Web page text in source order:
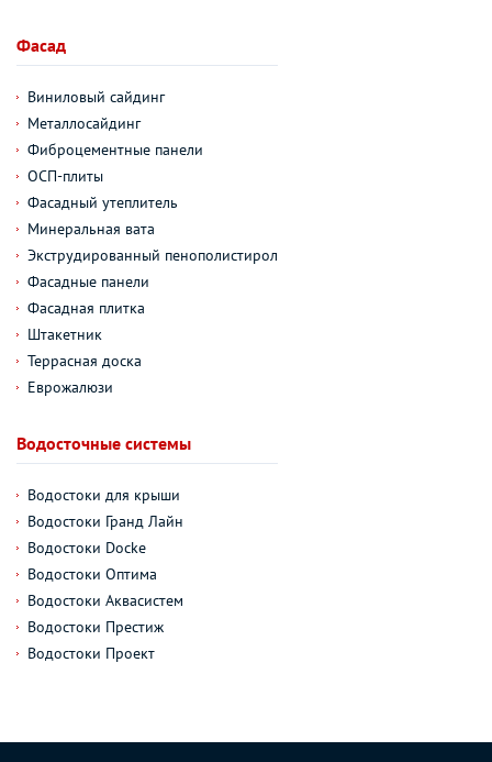
Фасад
Виниловый сайдинг
Металлосайдинг
Фиброцементные панели
ОСП-плиты
Фасадный утеплитель
Минеральная вата
Экструдированный пенополистирол
Фасадные панели
Фасадная плитка
Штакетник
Террасная доска
Еврожалюзи
Водосточные системы
Водостоки для крыши
Водостоки Гранд Лайн
Водостоки Docke
Водостоки Оптима
Водостоки Аквасистем
Водостоки Престиж
Водостоки Проект